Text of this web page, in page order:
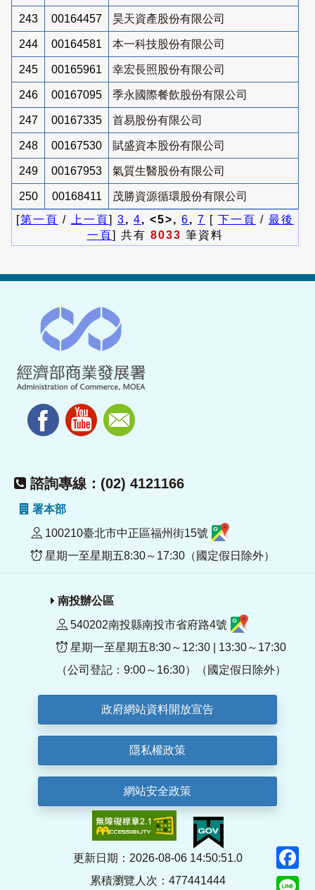
243 00164457 昊天資產股份有限公司
244 00164581 本一科技股份有限公司
245 00165961 幸宏長照股份有限公司
246 00167095 季永國際餐飲股份有限公司
247 00167335 首易股份有限公司
248 00167530 賦盛資本股份有限公司
249 00167953 氣質生醫股份有限公司
250 00168411
茂勝資源循環股份有限公司
[第一頁 / 上一頁] 3, 4, <5>, 6, 7 [ 下一頁 / 最後
一頁] 共有 8033 筆資料
諮詢專線：(02) 4121166
署本部
100210臺北市中正區福州街15號
星期一至星期五8:30～17:30（國定假日除外）
南投辦公區
540202南投縣南投市省府路4號
星期一至星期五8:30～12:30 | 13:30～17:30
（公司登記：9:00～16:30）（國定假日除外）
政府網站資料開放宣告
隱私權政策
網站安全政策
更新日期：2026-08-06 14:50:51.0
累積瀏覽人次：477441444